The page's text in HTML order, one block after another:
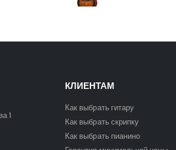
1
КЛИЕНТАМ
Как выбрать гитару
Как выбрать скрипку
Как выбрать пианино